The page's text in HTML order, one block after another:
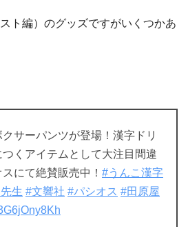
ト編）のグッズですがいくつかあ
サーパンツが登場！漢字ドリ
くアイテムとして大注目間違
にて絶賛販売中！ #うんこ漢字
生 #文響社 #パシオス #田原屋